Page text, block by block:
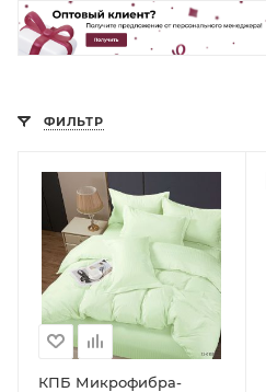
ФИЛЬТР
КПБ Микрофибра-